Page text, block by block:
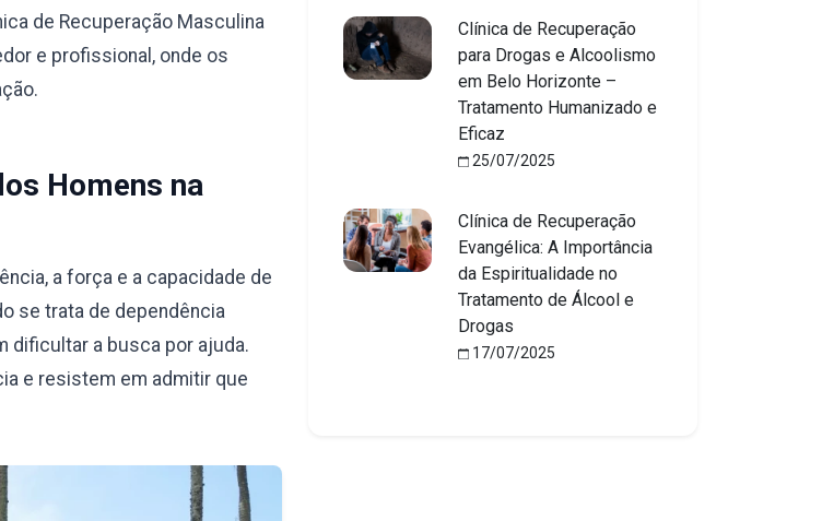
de Recuperação Masculina
e profissional, onde os
Homens na
a força e a capacidade de
se trata de dependência
dificultar a busca por ajuda.
e resistem em admitir que
Clínica de Recuperação
para Drogas e Alcoolismo
em Belo Horizonte –
Tratamento Humanizado e
Eficaz
25/07/2025
Clínica de Recuperação
Evangélica: A Importância
da Espiritualidade no
Tratamento de Álcool e
Drogas
17/07/2025